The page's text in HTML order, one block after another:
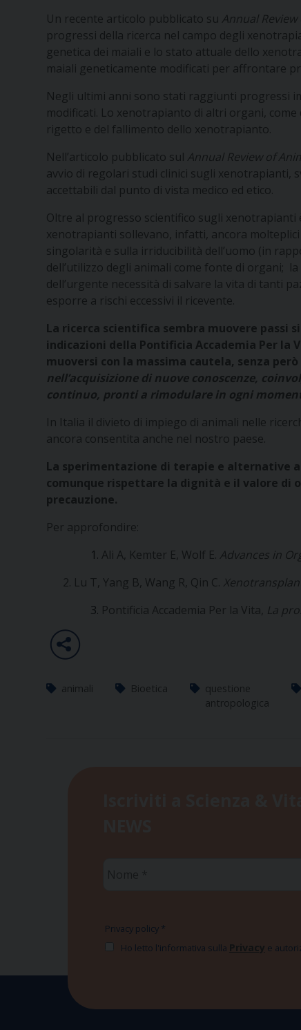
Un recente articolo pubblicato su Annual Review
progressi della ricerca nel campo degli
genetica dei maiali e lo stato attuale dello
maiali geneticamente modificati per affrontare
Negli ultimi anni sono stati raggiunti progressi
modificati. Lo xenotrapianto di altri organi,
rigetto e del fallimento dello xenotrapianto.
Nell’articolo pubblicato sul Annual Review of
avvio di regolari studi clinici sugli xenotrapianti,
accettabili dal punto di vista medico ed etico.
Oltre al progresso scientifico sugli
xenotrapianti sollevano, infatti, ancora
singolarità e sulla irriducibilità dell’uomo (in
dell’utilizzo degli animali come fonte di organi;
dell’urgente necessità di salvare la vita di tanti
esporre a rischi eccessivi il ricevente.
La ricerca scientifica sembra muovere
indicazioni della Pontificia Accademia Per la
muoversi con la massima cautela, senza
nell’acquisizione di nuove conoscenze,
continuo, pronti a rimodulare in ogni
In Italia il divieto di impiego di animali nelle
ancora consentita anche nel nostro paese.
La sperimentazione di terapie e alternative
comunque rispettare la dignità e il valore di
precauzione.
Per approfondire:
Ali A, Kemter E, Wolf E. Advances in
2. Lu T, Yang B, Wang R, Qin C.
Pontificia Accademia Per la Vita, La
animali Bioetica
questione
antropologica
Privacy policy *
Ho letto l'informativa sulla Privacy e